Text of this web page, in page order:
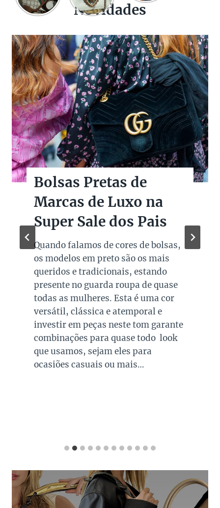
Novidades
Bolsas Pretas de
Marcas de Luxo na
Super Sale dos Pais
Quando falamos de cores de bolsas,
os modelos em preto são os mais
queridos e tradicionais, estando
presente no guarda roupa de quase
todas as mulheres. Esta é uma cor
versátil, clássica e atemporal e
investir em peças neste tom garante
combinações para quase todo look
que usamos, sejam eles para
ocasiões casuais ou mais…